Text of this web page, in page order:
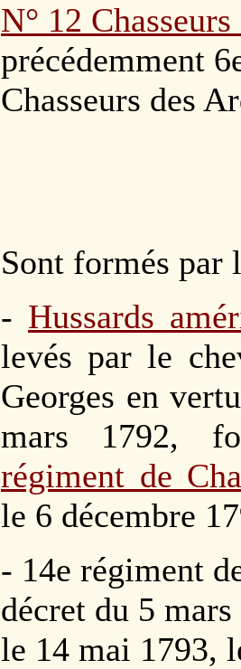
N° 12
précédemment
Chasseurs des
Sont formés par
- Hussards
levés par le
Georges en
mars 1792,
régiment de
le 6 décembre
- 14e régiment
décret du 5
le 14 mai 1793,